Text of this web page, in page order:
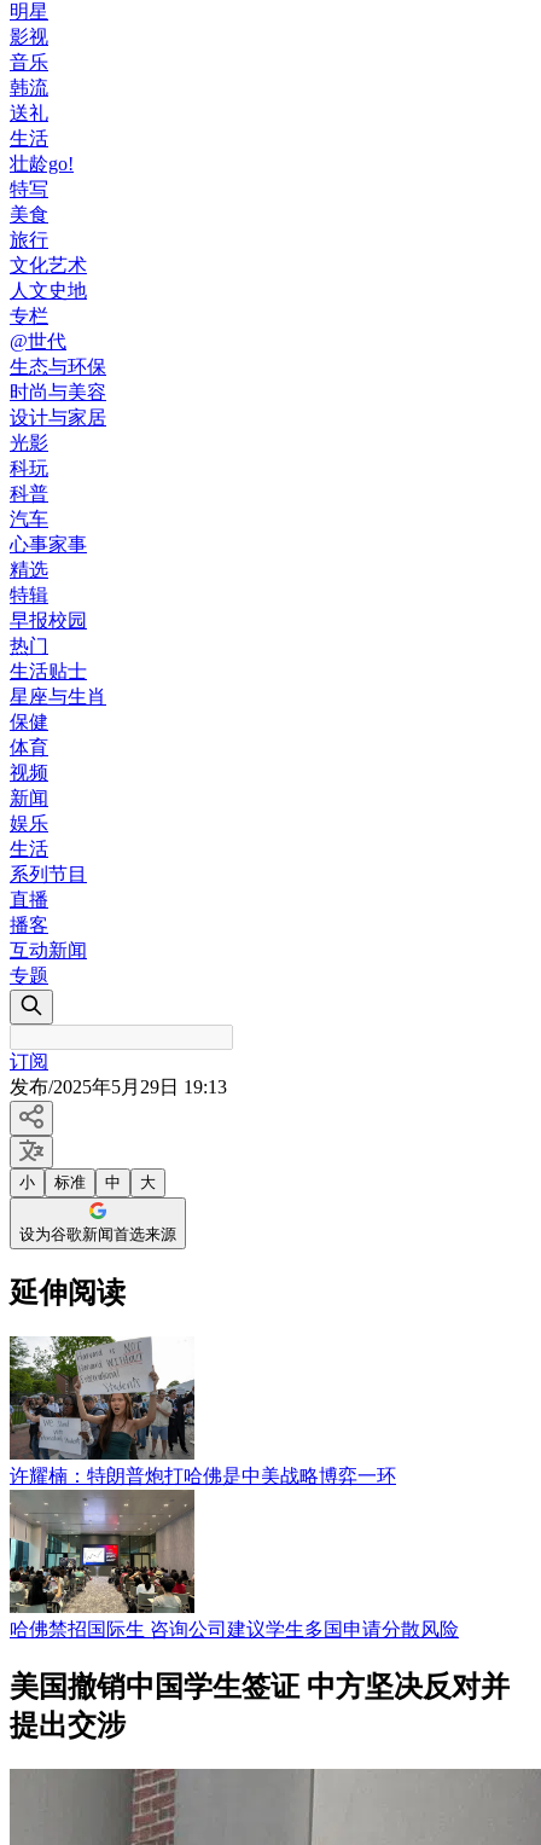
明星
影视
音乐
韩流
送礼
生活
壮龄go!
特写
美食
旅行
文化艺术
人文史地
专栏
@世代
生态与环保
时尚与美容
设计与家居
光影
科玩
科普
汽车
心事家事
精选
特辑
早报校园
热门
生活贴士
星座与生肖
保健
体育
视频
新闻
娱乐
生活
系列节目
直播
播客
互动新闻
专题
订阅
发布/2025年5月29日 19:13
小 标准 中 大
设为谷歌新闻首选来源
延伸阅读
许耀楠：特朗普炮打哈佛是中美战略博弈一环
哈佛禁招国际生 咨询公司建议学生多国申请分散风险
美国撤销中国学生签证 中方坚决反对并
提出交涉